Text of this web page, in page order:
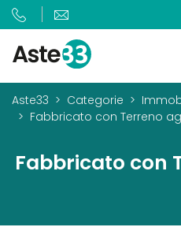
Aste33 Categorie
Fabbricato con Terreno
Fabbricato con